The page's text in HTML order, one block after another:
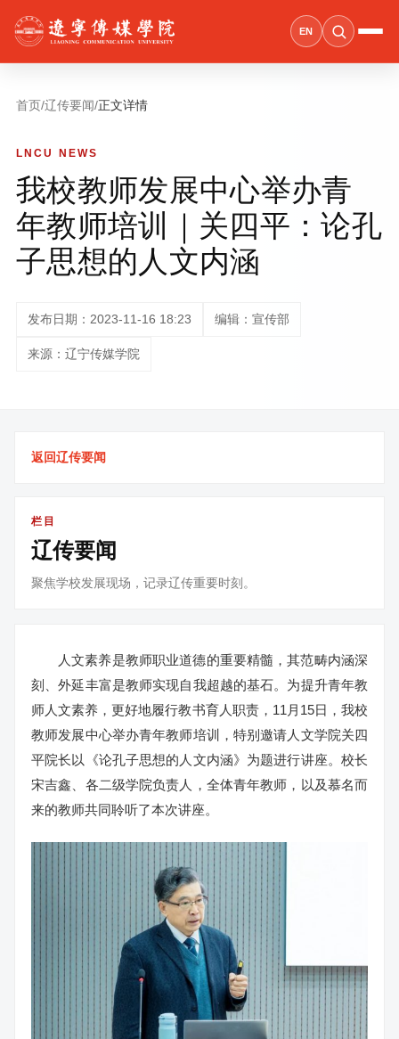
EN
首页/辽传要闻/正文详情
LNCU NEWS
我校教师发展中心举办青
年教师培训｜关四平：论孔
子思想的人文内涵
发布日期：2023-11-16 18:23 编辑：宣传部
来源：辽宁传媒学院
返回辽传要闻
栏目
辽传要闻
聚焦学校发展现场，记录辽传重要时刻。
人文素养是教师职业道德的重要精髓，其范畴内涵深
刻、外延丰富是教师实现自我超越的基石。为提升青年教
师人文素养，更好地履行教书育人职责，11月15日，我校
教师发展中心举办青年教师培训，特别邀请人文学院关四
平院长以《论孔子思想的人文内涵》为题进行讲座。校长
宋吉鑫、各二级学院负责人，全体青年教师，以及慕名而
来的教师共同聆听了本次讲座。